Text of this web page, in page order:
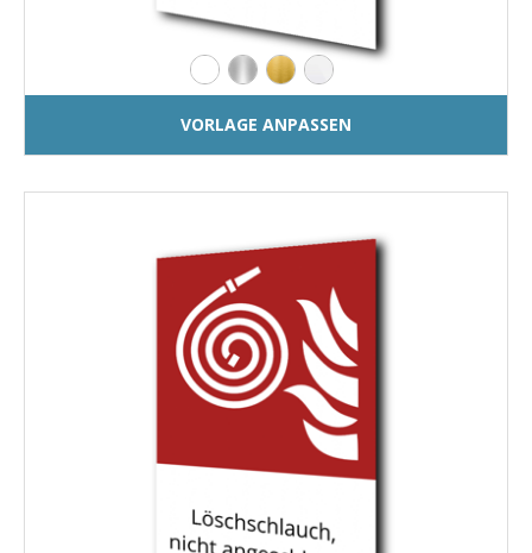
VORLAGE ANPASSEN